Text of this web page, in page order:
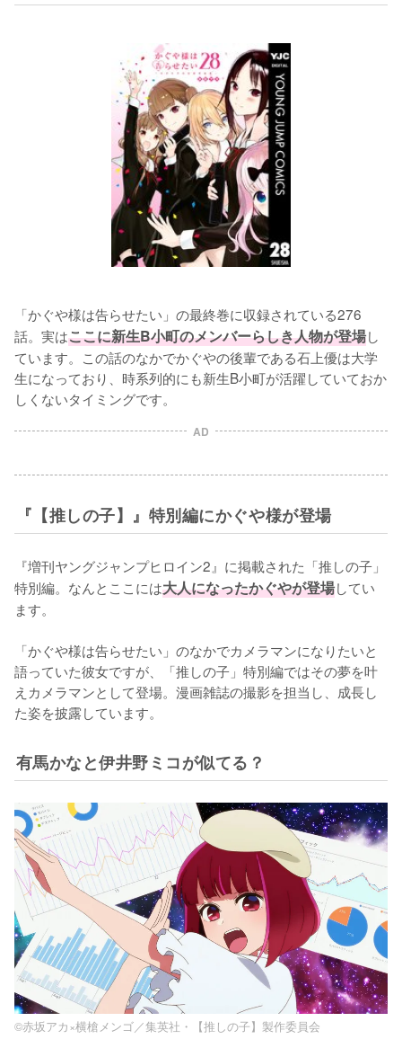
「かぐや様は告らせたい」の最終巻に収録されている276
話。実はここに新生B小町のメンバーらしき人物が登場し
ています。この話のなかでかぐやの後輩である石上優は大学
生になっており、時系列的にも新生B小町が活躍していておか
しくないタイミングです。
AD
『【推しの子】』特別編にかぐや様が登場
『増刊ヤングジャンプヒロイン2』に掲載された「推しの子」
特別編。なんとここには大人になったかぐやが登場してい
ます。
「かぐや様は告らせたい」のなかでカメラマンになりたいと
語っていた彼女ですが、「推しの子」特別編ではその夢を叶
えカメラマンとして登場。漫画雑誌の撮影を担当し、成長し
た姿を披露しています。
有馬かなと伊井野ミコが似てる？
©赤坂アカ×横槍メンゴ／集英社・【推しの子】製作委員会